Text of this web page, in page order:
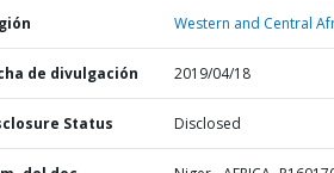
Western and Central
de divulgación 2019/04/18
Status Disclosed